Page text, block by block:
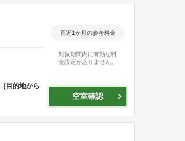
目的地から
直近1か月の参考料金
対象期間内に有効な料
金設定がありません。
空室確認